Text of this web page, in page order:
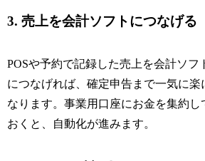
3. 売上を会計ソフトにつなげる
POSや予約で記録した売上を会計ソフ
につなげれば、確定申告まで一気に楽
なります。事業用口座にお金を集約し
おくと、自動化が進みます。